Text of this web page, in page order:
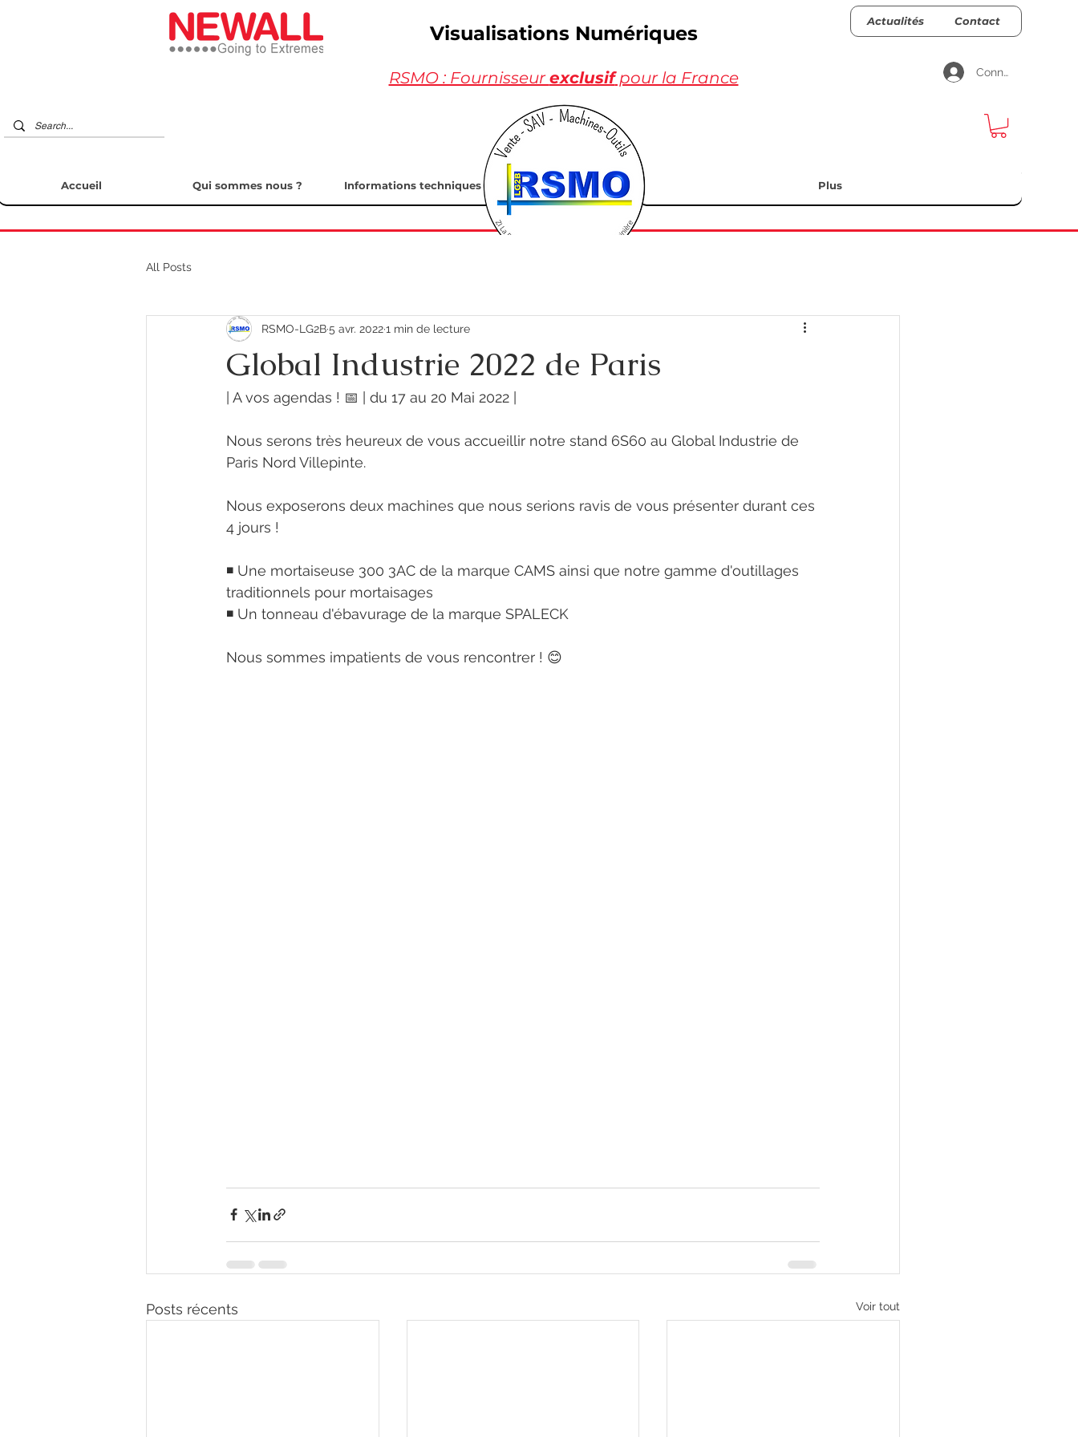
Visualisations Numériques
RSMO : Fournisseurexclusifpour la France
Actualités Contact
Connexion
Accueil Qui sommes nous ? Informations techniques Plus
All Posts
Global Industrie 2022 de Paris
RSMO-LG2B5 avr. 20221 min de lecture
| A vos agendas ! 📅 | du 17 au 20 Mai 2022 |
Nous serons très heureux de vous accueillir notre stand 6S60 au Global Industrie de
Paris Nord Villepinte.
Nous exposerons deux machines que nous serions ravis de vous présenter durant ces
4 jours !
◾ Une mortaiseuse 300 3AC de la marque CAMS ainsi que notre gamme d'outillages
traditionnels pour mortaisages
◾ Un tonneau d'ébavurage de la marque SPALECK
Nous sommes impatients de vous rencontrer ! 😊
Posts récents Voir tout